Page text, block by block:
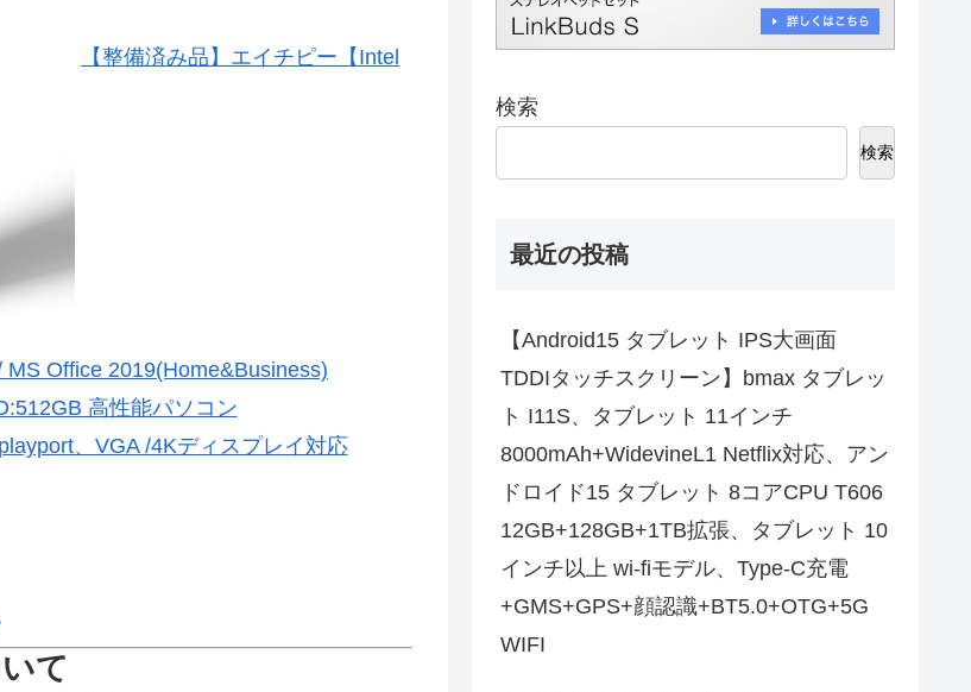
【整備済み品】エイチピー【Intel
Office 2019(Home&Business)
高性能パソコン
、VGA /4Kディスプレイ対応
て
検索
検索
最近の投稿
【Android15 タブレット IPS大画面
TDDIタッチスクリーン】bmax タブレッ
ト I11S、タブレット 11インチ
8000mAh+WidevineL1 Netflix対応、アン
ドロイド15 タブレット 8コアCPU T606
12GB+128GB+1TB拡張、タブレット 10
インチ以上 wi-fiモデル、Type-C充電
+GMS+GPS+顔認識+BT5.0+OTG+5G
WIFI